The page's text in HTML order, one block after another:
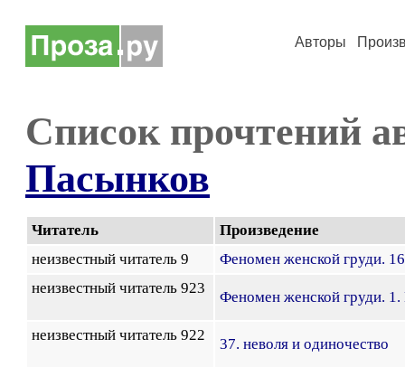
Авторы
Список прочтений
Пасынков
Читатель
Произведение
неизвестный читатель 9
Феномен женской груди.
неизвестный читатель 923
Феномен женской груди.
неизвестный читатель 922
37. неволя и одиночество